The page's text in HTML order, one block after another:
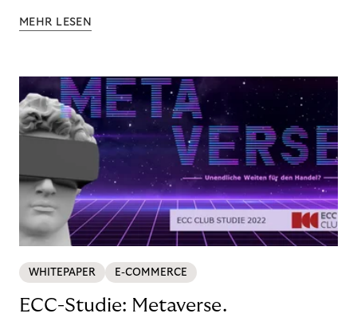
MEHR LESEN
WHITEPAPER E-COMMERCE
ECC-Studie: Metaverse.